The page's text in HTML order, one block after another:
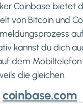
Coinbase bietet
von Bitcoin und
kannst du dich
dem Mobiltelefon
die gleichen.
coinbase.com